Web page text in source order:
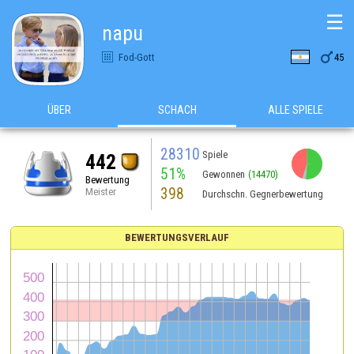
napu
Fod-Gott 45
☰
ÜBER SCHACH ALLE SPIELE
442
Bewertung
Meister
28310 Spiele
51% Gewonnen (14470)
398 Durchschn. Gegnerbewertung
BEWERTUNGSVERLAUF